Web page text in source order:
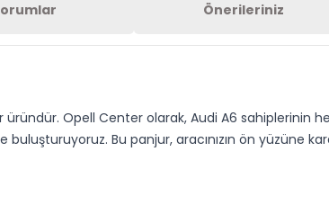
Önerileriniz
üründür. Opell Center olarak, Audi A6 sahiplerinin
buluşturuyoruz. Bu panjur, aracınızın ön yüzüne